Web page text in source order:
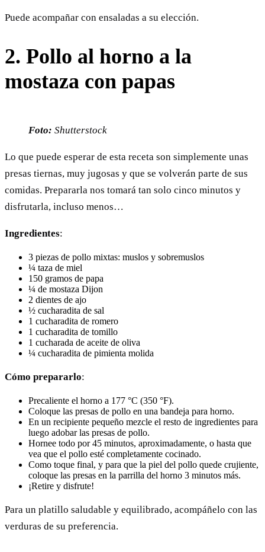
Puede acompañar con ensaladas a su elección.
2. Pollo al horno a la
mostaza con papas
Foto: Shutterstock
Lo que puede esperar de esta receta son simplemente unas
presas tiernas, muy jugosas y que se volverán parte de sus
comidas. Prepararla nos tomará tan solo cinco minutos y
disfrutarla, incluso menos…
Ingredientes:
3 piezas de pollo mixtas: muslos y sobremuslos
¼ taza de miel
150 gramos de papa
¼ de mostaza Dijon
2 dientes de ajo
½ cucharadita de sal
1 cucharadita de romero
1 cucharadita de tomillo
1 cucharada de aceite de oliva
¼ cucharadita de pimienta molida
Cómo prepararlo:
Precaliente el horno a 177 °C (350 °F).
Coloque las presas de pollo en una bandeja para horno.
En un recipiente pequeño mezcle el resto de ingredientes para
luego adobar las presas de pollo.
Hornee todo por 45 minutos, aproximadamente, o hasta que
vea que el pollo esté completamente cocinado.
Como toque final, y para que la piel del pollo quede crujiente,
coloque las presas en la parrilla del horno 3 minutos más.
¡Retire y disfrute!
Para un platillo saludable y equilibrado, acompáñelo con las
verduras de su preferencia.